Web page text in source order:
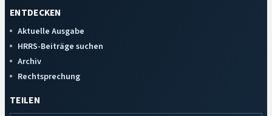
ENTDECKEN
Aktuelle Ausgabe
HRRS-Beiträge suchen
Archiv
Rechtsprechung
TEILEN